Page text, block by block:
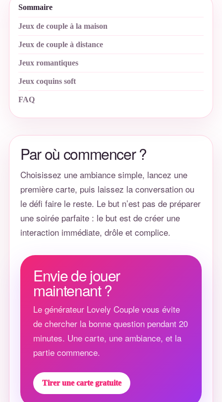
Sommaire
Jeux de couple à la maison
Jeux de couple à distance
Jeux romantiques
Jeux coquins soft
FAQ
Par où commencer ?
Choisissez une ambiance simple, lancez une
première carte, puis laissez la conversation ou
le défi faire le reste. Le but n’est pas de préparer
une soirée parfaite : le but est de créer une
interaction immédiate, drôle et complice.
Envie de jouer
maintenant ?
Le générateur Lovely Couple vous évite
de chercher la bonne question pendant 20
minutes. Une carte, une ambiance, et la
partie commence.
Tirer une carte gratuite